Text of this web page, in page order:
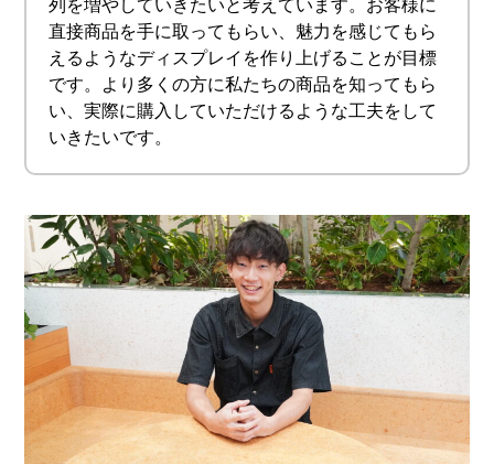
列を増やしていきたいと考えています。お客様に
直接商品を手に取ってもらい、魅力を感じてもら
えるようなディスプレイを作り上げることが目標
です。より多くの方に私たちの商品を知ってもら
い、実際に購入していただけるような工夫をして
いきたいです。